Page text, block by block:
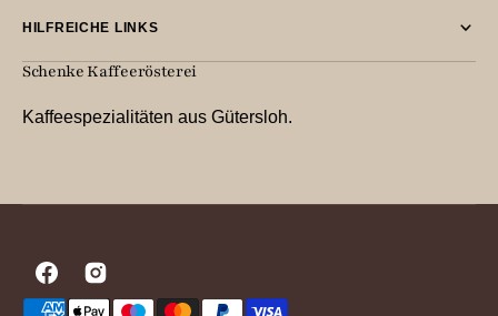
HILFREICHE LINKS
Schenke Kaffeerösterei
Kaffeespezialitäten aus Gütersloh.
FacebookInstagram